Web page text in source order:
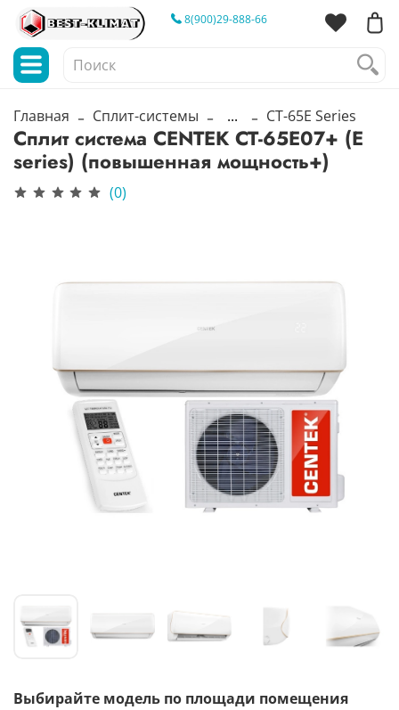
8(900)29-888-66
Главная Сплит-системы ... CT-65E Series
Сплит система CENTEK CT-65E07+ (E
series) (повышенная мощность+)
(0)
Выбирайте модель по площади помещения